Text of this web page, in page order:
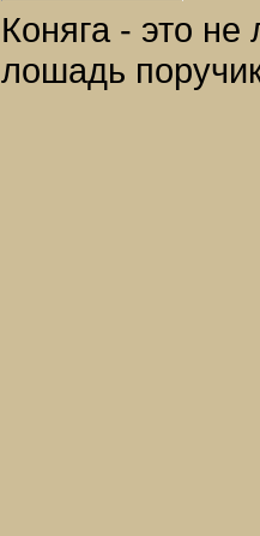
Коняга - это
лошадь